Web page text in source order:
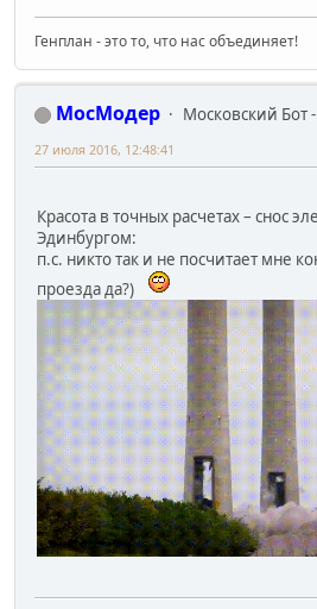
Генплан - это то, что нас объединяет!
МосМодер Московский Бот -
27 июля 2016, 12:48:41
Красота в точных расчетах – снос
Эдинбургом:
п.с. никто так и не посчитает мне
проезда да?)